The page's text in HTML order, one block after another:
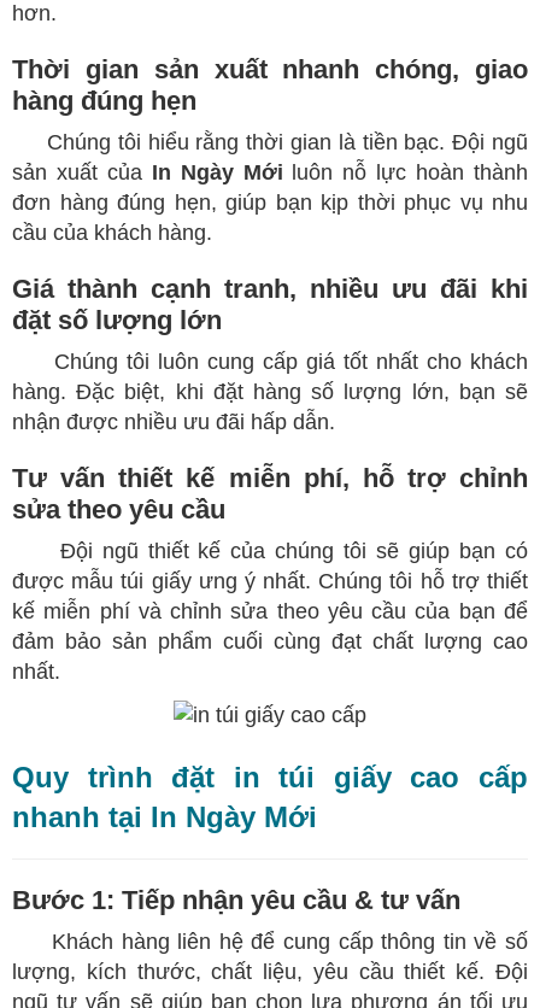
hơn.
Thời gian sản xuất nhanh chóng, giao
hàng đúng hẹn
Chúng tôi hiểu rằng thời gian là tiền bạc. Đội ngũ
sản xuất của In Ngày Mới luôn nỗ lực hoàn thành
đơn hàng đúng hẹn, giúp bạn kịp thời phục vụ nhu
cầu của khách hàng.
Giá thành cạnh tranh, nhiều ưu đãi khi
đặt số lượng lớn
Chúng tôi luôn cung cấp giá tốt nhất cho khách
hàng. Đặc biệt, khi đặt hàng số lượng lớn, bạn sẽ
nhận được nhiều ưu đãi hấp dẫn.
Tư vấn thiết kế miễn phí, hỗ trợ chỉnh
sửa theo yêu cầu
Đội ngũ thiết kế của chúng tôi sẽ giúp bạn có
được mẫu túi giấy ưng ý nhất. Chúng tôi hỗ trợ thiết
kế miễn phí và chỉnh sửa theo yêu cầu của bạn để
đảm bảo sản phẩm cuối cùng đạt chất lượng cao
nhất.
Quy trình đặt in túi giấy cao cấp
nhanh tại In Ngày Mới
Bước 1: Tiếp nhận yêu cầu & tư vấn
Khách hàng liên hệ để cung cấp thông tin về số
lượng, kích thước, chất liệu, yêu cầu thiết kế. Đội
ngũ tư vấn sẽ giúp bạn chọn lựa phương án tối ưu